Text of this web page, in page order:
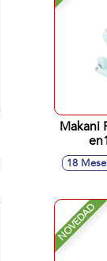
Makani
18
NOVEDAD